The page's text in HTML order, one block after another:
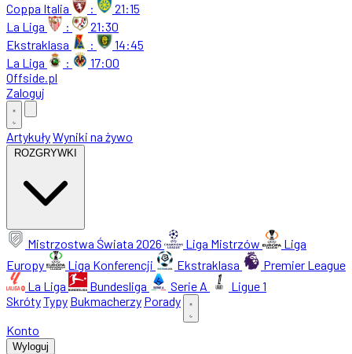
Coppa Italia
:
21:15
La Liga
:
21:30
Ekstraklasa
:
14:45
La Liga
:
17:00
Offside.pl
Zaloguj
ArtykułyWyniki na żywo
ROZGRYWKI
Mistrzostwa Świata 2026 Liga Mistrzów
Liga
Europy
Liga Konferencji Ekstraklasa
Premier League
La Liga
Bundesliga Serie A
Ligue 1
SkrótyTypy Bukmacherzy Porady
Konto
Wyloguj